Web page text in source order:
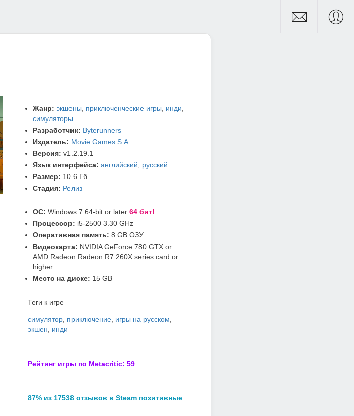
Жанр: экшены приключенческие игры инди
симуляторы
Разработчик: Byterunners
Издатель: Movie Games S.A.
Версия: v1.2.19.1
Язык интерфейса: английский
русский
Размер: 10.6 Гб
Стадия: Релиз
ОС: Windows 7 64-bit or later 64 бит!
Процессор: i5-2500 3.30 GHz
Оперативная память: 8 GB ОЗУ
Видеокарта: NVIDIA GeForce 780 GTX or
AMD Radeon Radeon R7 260X series card or
higher
Место на диске: 15 GB
Теги к игре
симулятор, приключение, игры на русском
экшен
инди
Рейтинг игры по Metacritic: 59
87% из 17538 отзывов в Steam позитивные